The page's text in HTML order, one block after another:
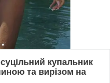
купальник
та вирізом на